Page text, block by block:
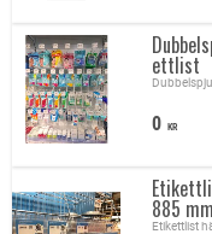
ettlist
0 KR
885
Etikettlist